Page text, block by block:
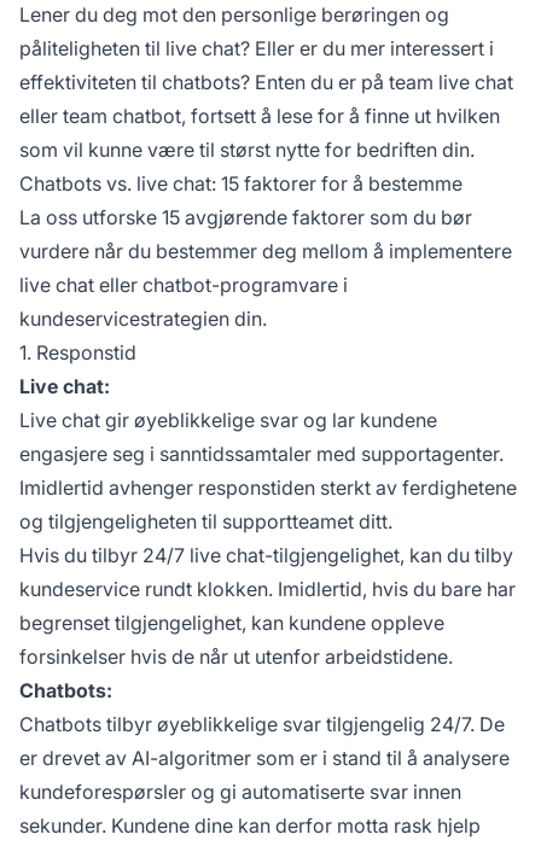
Lener du deg mot den personlige berøringen og
påliteligheten til live chat? Eller er du mer interessert i
effektiviteten til chatbots? Enten du er på team live chat
eller team chatbot, fortsett å lese for å finne ut hvilken
som vil kunne være til størst nytte for bedriften din.
Chatbots vs. live chat: 15 faktorer for å bestemme
La oss utforske 15 avgjørende faktorer som du bør
vurdere når du bestemmer deg mellom å implementere
live chat eller chatbot-programvare i
kundeservicestrategien din.
1. Responstid
Live chat:
Live chat gir øyeblikkelige svar og lar kundene
engasjere seg i sanntidssamtaler med supportagenter.
Imidlertid avhenger responstiden sterkt av ferdighetene
og tilgjengeligheten til supportteamet ditt.
Hvis du tilbyr 24/7 live chat-tilgjengelighet, kan du tilby
kundeservice rundt klokken. Imidlertid, hvis du bare har
begrenset tilgjengelighet, kan kundene oppleve
forsinkelser hvis de når ut utenfor arbeidstidene.
Chatbots:
Chatbots tilbyr øyeblikkelige svar tilgjengelig 24/7. De
er drevet av AI-algoritmer som er i stand til å analysere
kundeforespørsler og gi automatiserte svar innen
sekunder. Kundene dine kan derfor motta rask hjelp